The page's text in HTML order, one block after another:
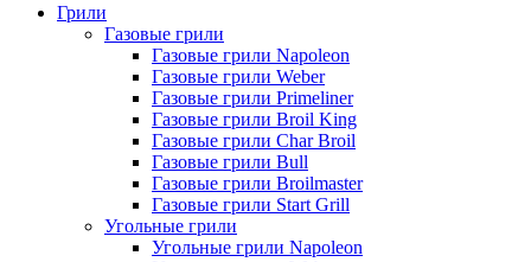
Грили
Газовые грили
Газовые грили Napoleon
Газовые грили Weber
Газовые грили Primeliner
Газовые грили Broil King
Газовые грили Char Broil
Газовые грили Bull
Газовые грили Broilmaster
Газовые грили Start Grill
Угольные грили
Угольные грили Napoleon